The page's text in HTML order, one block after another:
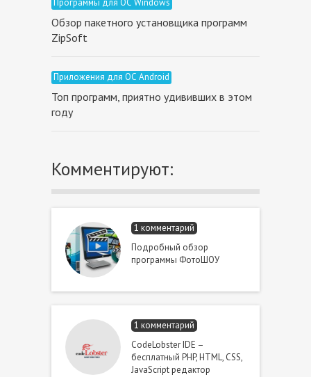
Программы для ОС Windows
Обзор пакетного установщика программ
ZipSoft
Приложения для ОС Android
Топ программ, приятно удививших в этом
году
Комментируют:
1 комментарий
Подробный обзор
программы ФотоШОУ
1 комментарий
CodeLobster IDE –
бесплатный PHP, HTML, CSS,
JavaScript редактор